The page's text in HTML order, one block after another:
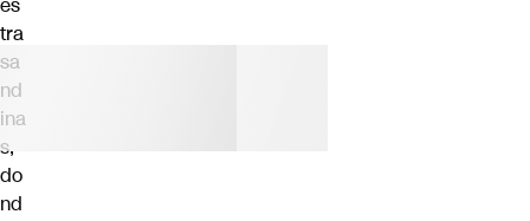
es
tra
sa
nd
ina
s,
do
nd